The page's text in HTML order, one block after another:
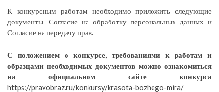
К конкурсным работам необходимо приложить следующие
документы: Согласие на обработку персональных данных и
Согласие на передачу прав.
С положением о конкурсе, требованиями к работам и
образцами необходимых документов можно ознакомиться
на официальном сайте конкурса
https://pravobraz.ru/konkursy/krasota-bozhego-mira/